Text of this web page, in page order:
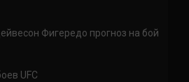
Фигередо прогноз на бой
UFC